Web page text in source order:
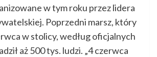
w tym roku przez lidera
Poprzedni marsz, który
w stolicy, według oficjalnych
aż 500 tys. ludzi. „4 czerwca